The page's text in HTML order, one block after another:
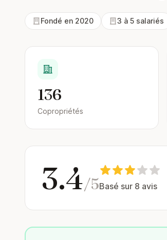
Fondé en 2020 3 à 5 salariés
136
Copropriétés
3.4/5Basé sur 8 avis